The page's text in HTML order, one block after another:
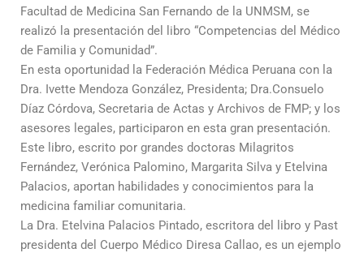
Facultad de Medicina San Fernando de la UNMSM, se
realizó la presentación del libro “Competencias del Médico
de Familia y Comunidad”.
En esta oportunidad la Federación Médica Peruana con la
Dra. Ivette Mendoza González, Presidenta; Dra.Consuelo
Díaz Córdova, Secretaria de Actas y Archivos de FMP; y los
asesores legales, participaron en esta gran presentación.
Este libro, escrito por grandes doctoras Milagritos
Fernández, Verónica Palomino, Margarita Silva y Etelvina
Palacios, aportan habilidades y conocimientos para la
medicina familiar comunitaria.
La Dra. Etelvina Palacios Pintado, escritora del libro y Past
presidenta del Cuerpo Médico Diresa Callao, es un ejemplo